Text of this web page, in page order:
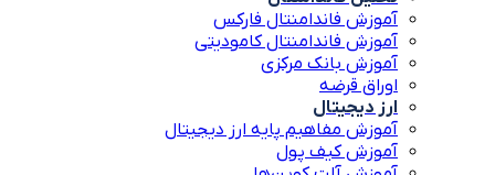
آموزش فاندامنتال فارکس
آموزش فاندامنتال کامودیتی
آموزش بانک مرکزی
اوراق قرضه
ارز دیجیتال
آموزش مفاهیم پایه ارز دیجیتال
آموزش کیف پول